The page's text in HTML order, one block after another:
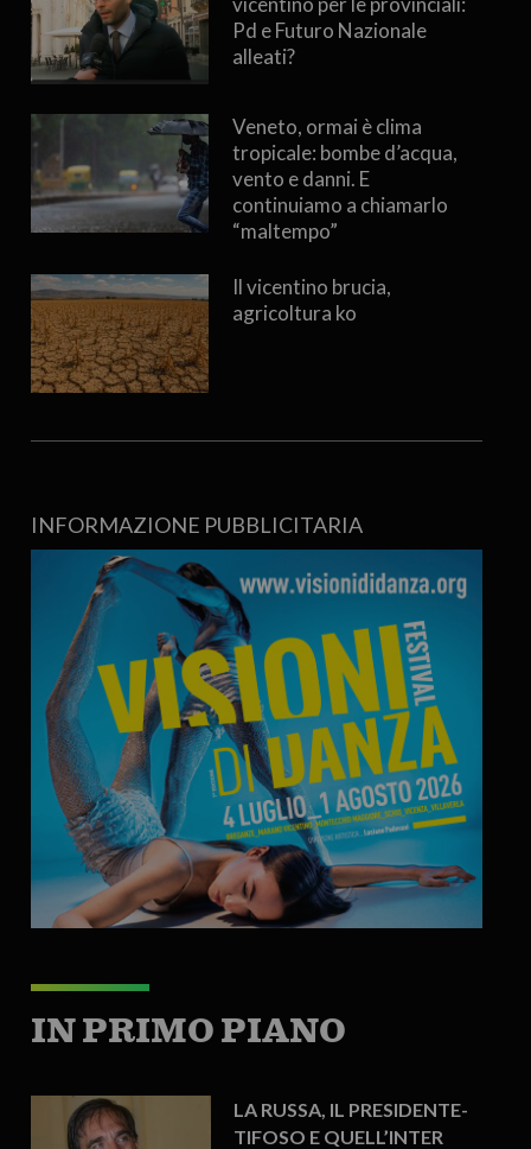
Pd e Futuro Nazionale
alleati?
Veneto, ormai è clima
tropicale: bombe d’acqua,
vento e danni. E
continuiamo a chiamarlo
“maltempo”
Il vicentino brucia,
agricoltura ko
INFORMAZIONE PUBBLICITARIA
IN PRIMO PIANO
LA RUSSA, IL PRESIDENTE-
TIFOSO E QUELL’INTER